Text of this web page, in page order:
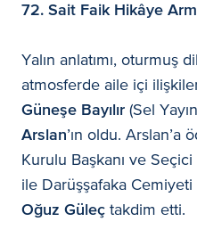
72. Sait Faik Hikâye
Yalın anlatımı, oturmuş
atmosferde aile içi
Güneşe Bayılır (Sel
Arslan’ın oldu. Arslan’a
Kurulu Başkanı ve
ile Darüşşafaka
Oğuz Güleç takdim etti.